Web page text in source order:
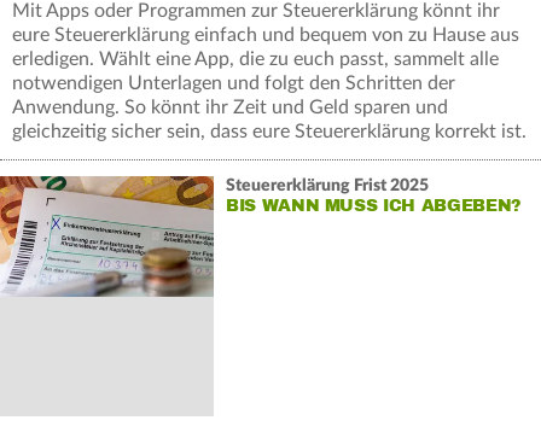
Mit Apps oder Programmen zur Steuererklärung könnt ihr
eure Steuererklärung einfach und bequem von zu Hause aus
erledigen. Wählt eine App, die zu euch passt, sammelt alle
notwendigen Unterlagen und folgt den Schritten der
Anwendung. So könnt ihr Zeit und Geld sparen und
gleichzeitig sicher sein, dass eure Steuererklärung korrekt ist.
Steuererklärung Frist 2025
BIS WANN MUSS ICH ABGEBEN?